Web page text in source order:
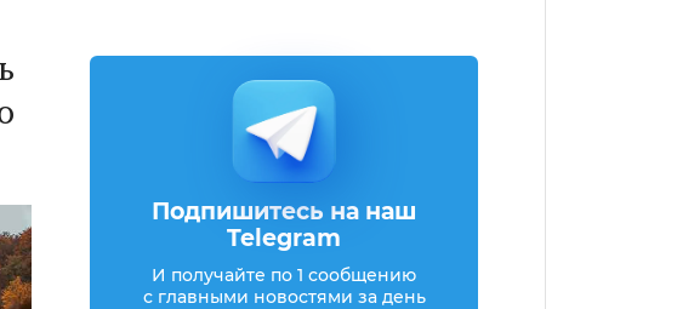
Подпишитесь на наш
Telegram
И получайте по 1 сообщению
с главными новостями за день